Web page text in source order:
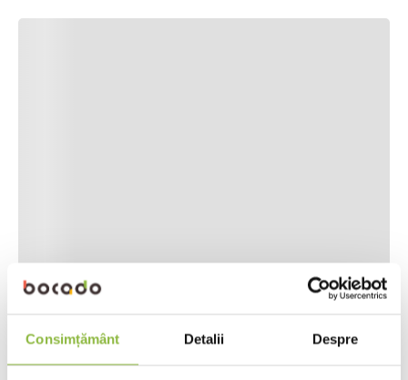
Consimțământ Detalii Despre